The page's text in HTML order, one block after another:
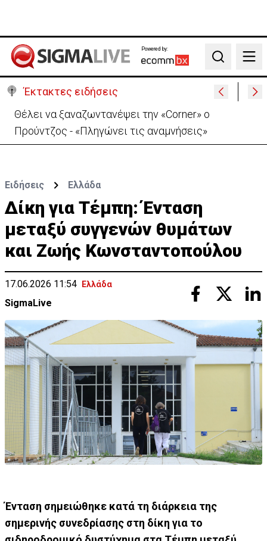
Powered by:
Search
Έκτακτες ειδήσεις
Θέλει να ξαναζωντανέψει την «Corner» o
Προύντζος - «Πληγώνει τις αναμνήσεις»
Ειδήσεις Ελλάδα
Δίκη για Τέμπη: Ένταση
μεταξύ συγγενών θυμάτων
και Ζωής Κωνσταντοπούλου
17.06.2026 11:54 Ελλάδα
SigmaLive
Ένταση σημειώθηκε κατά τη διάρκεια της
σημερινής συνεδρίασης στη δίκη για το